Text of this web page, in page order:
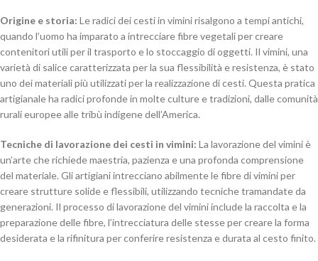
Origine e storia: Le radici dei cesti in vimini risalgono a tempi antichi,
quando l’uomo ha imparato a intrecciare fibre vegetali per creare
contenitori utili per il trasporto e lo stoccaggio di oggetti. Il vimini, una
varietà di salice caratterizzata per la sua flessibilità e resistenza, è stato
uno dei materiali più utilizzati per la realizzazione di cesti. Questa pratica
artigianale ha radici profonde in molte culture e tradizioni, dalle comunità
rurali europee alle tribù indigene dell’America.
Tecniche di lavorazione dei cesti in vimini: La lavorazione del vimini è
un’arte che richiede maestria, pazienza e una profonda comprensione
del materiale. Gli artigiani intrecciano abilmente le fibre di vimini per
creare strutture solide e flessibili, utilizzando tecniche tramandate da
generazioni. Il processo di lavorazione del vimini include la raccolta e la
preparazione delle fibre, l’intrecciatura delle stesse per creare la forma
desiderata e la rifinitura per conferire resistenza e durata al cesto finito.